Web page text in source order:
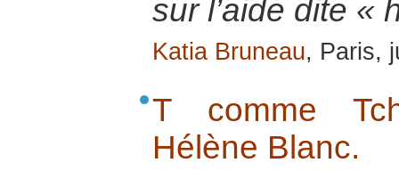
sur l’aide dite «
Katia Bruneau, Paris,
T comme
Hélène Blanc.